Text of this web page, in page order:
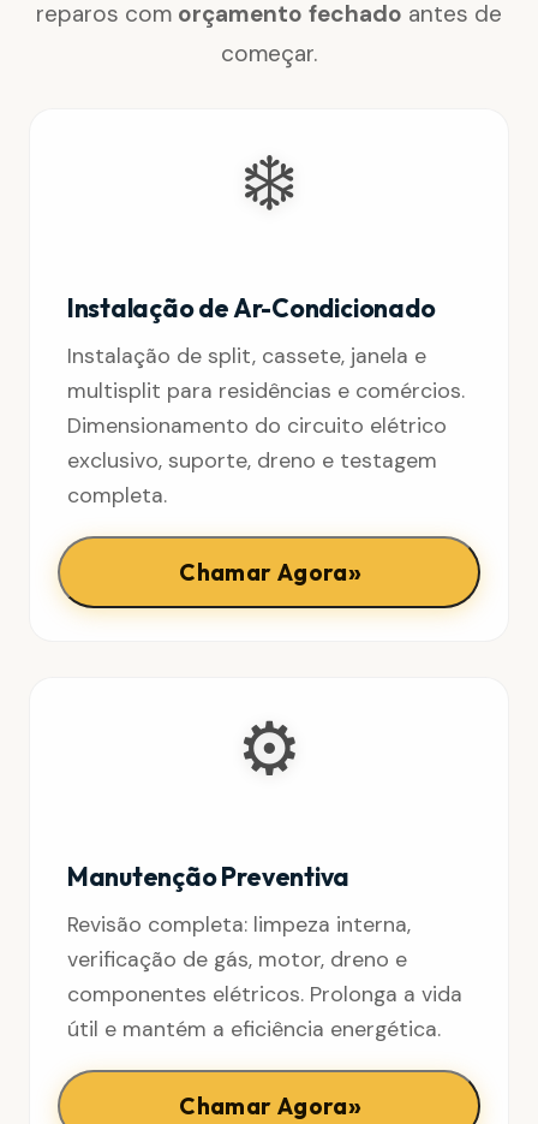
reparos com orçamento fechado antes de
começar.
❄️
Instalação de Ar-Condicionado
Instalação de split, cassete, janela e
multisplit para residências e comércios.
Dimensionamento do circuito elétrico
exclusivo, suporte, dreno e testagem
completa.
Chamar Agora»
⚙️
Manutenção Preventiva
Revisão completa: limpeza interna,
verificação de gás, motor, dreno e
componentes elétricos. Prolonga a vida
útil e mantém a eficiência energética.
Chamar Agora»